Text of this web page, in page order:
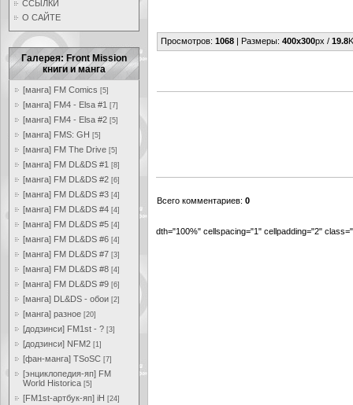
ССЫЛКИ
О САЙТЕ
Галерея: Front Mission
книги и манга
[манга] FM Comics [5]
[манга] FM4 - Elsa #1 [7]
[манга] FM4 - Elsa #2 [5]
[манга] FMS: GH [5]
[манга] FM The Drive [5]
[манга] FM DL&DS #1 [8]
[манга] FM DL&DS #2 [6]
[манга] FM DL&DS #3 [4]
[манга] FM DL&DS #4 [4]
[манга] FM DL&DS #5 [4]
[манга] FM DL&DS #6 [4]
[манга] FM DL&DS #7 [3]
[манга] FM DL&DS #8 [4]
[манга] FM DL&DS #9 [6]
[манга] DL&DS - обои [2]
[манга] разное [20]
[додзинси] FM1st - ? [3]
[додзинси] NFM2 [1]
[фан-манга] TSoSC [7]
[энциклопедия-яп] FM
World Historica [5]
[FM1st-артбук-яп] iH [24]
Просмотров: 1068 | Размеры: 400x300px / 19.8
Всего комментариев: 0
dth="100%" cellspacing="1" cellpadding="2"